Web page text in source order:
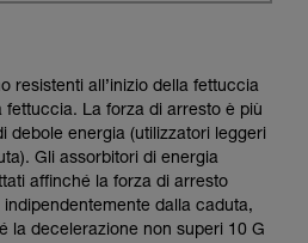
resistenti all’inizio della fettuccia
fettuccia. La forza di arresto è più
debole energia (utilizzatori leggeri
Gli assorbitori di energia
affinché la forza di arresto
indipendentemente dalla caduta,
la decelerazione non superi 10 G